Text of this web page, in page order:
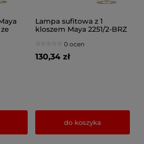
Lampa sufitowa z 1
kloszem Maya 2251/2-BRZ
0 ocen
130,34 zł
do koszyka